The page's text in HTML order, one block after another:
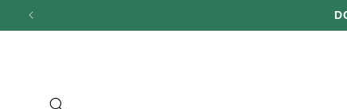
und zum